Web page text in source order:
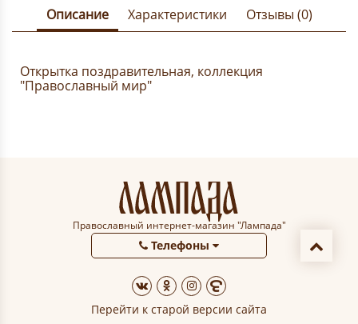
Описание Характеристики Отзывы (0)
Открытка поздравительная, коллекция
"Православный мир"
Православный интернет-магазин "Лампада"
Телефоны
Перейти к старой версии сайта